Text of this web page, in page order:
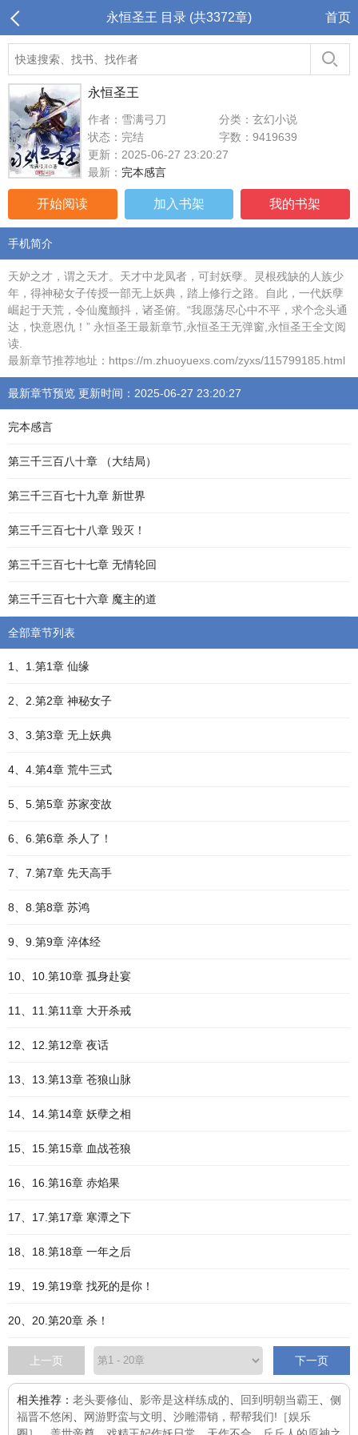
永恒圣王 目录 (共3372章) 首页
永恒圣王
作者：雪满弓刀
分类：玄幻小说
状态：完结
字数：9419639
更新：2025-06-27 23:20:27
最新： 完本感言
开始阅读 加入书架 我的书架
手机简介
天妒之才，谓之天才。天才中龙凤者，可封妖孽。灵根残缺的人族少
年，得神秘女子传授一部无上妖典，踏上修行之路。自此，一代妖孽
崛起于天荒，令仙魔颤抖，诸圣俯。“我愿荡尽心中不平，求个念头通
达，快意恩仇！” 永恒圣王最新章节,永恒圣王无弹窗,永恒圣王全文阅
读.
最新章节推荐地址：https://m.zhuoyuexs.com/zyxs/115799185.html
最新章节预览 更新时间：2025-06-27 23:20:27
完本感言
第三千三百八十章 （大结局）
第三千三百七十九章 新世界
第三千三百七十八章 毁灭！
第三千三百七十七章 无情轮回
第三千三百七十六章 魔主的道
全部章节列表
1、1.第1章 仙缘
2、2.第2章 神秘女子
3、3.第3章 无上妖典
4、4.第4章 荒牛三式
5、5.第5章 苏家变故
6、6.第6章 杀人了！
7、7.第7章 先天高手
8、8.第8章 苏鸿
9、9.第9章 淬体经
10、10.第10章 孤身赴宴
11、11.第11章 大开杀戒
12、12.第12章 夜话
13、13.第13章 苍狼山脉
14、14.第14章 妖孽之相
15、15.第15章 血战苍狼
16、16.第16章 赤焰果
17、17.第17章 寒潭之下
18、18.第18章 一年之后
19、19.第19章 找死的是你！
20、20.第20章 杀！
上一页 下一页
相关推荐： 老头要修仙 影帝是这样练成的 回到明朝当霸王
侧
福晋不悠闲
网游野蛮与文明
沙雕滞销，帮帮我们!［娱乐